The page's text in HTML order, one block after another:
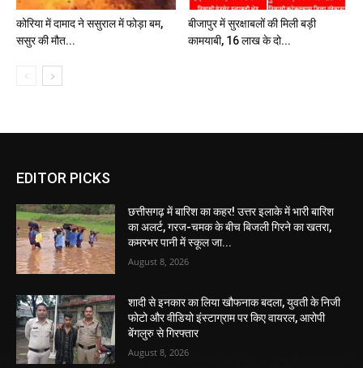
कोरिया में दामाद ने ससुराल में फोड़ा बम,
ससुर की मौत...
बीजापुर में सुरक्षाबलों की मिली बड़ी
कामयाबी, 16 लाख के दो...
EDITOR PICKS
छत्तीसगढ़ में बारिश का कहर! उत्तर इलाके में भारी बारिश
का अलर्ट, गरज-चमक के बीच बिजली गिरने का खतरा,
कमरभर पानी में स्कूल जा...
August 8, 2026
शादी से इनकार का लिया खौफनाक बदला, युवती के निजी
फोटो और वीडियो इंस्टाग्राम पर किए वायरल, आरोपी
बेंगलुरु से गिरफ्तार
August 8, 2026